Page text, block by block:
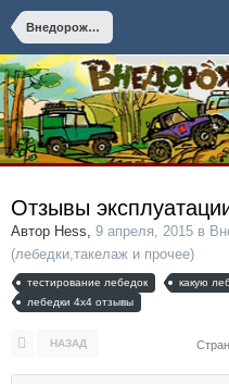
Внедорожное снаряжение (лебедки,такелаж и прочее)
Отзывы
Автор Hess, 9 апреля, 2015 в
(лебедки,такелаж и прочее)
тестирование лебедок какую
лебедки 4х4 отзывы
НАЗАД